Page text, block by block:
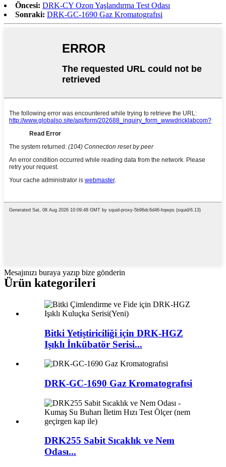
Öncesi: DRK-CY Ozon Yaşlandırma Test Odası
Sonraki: DRK-GC-1690 Gaz Kromatografısi
Mesajınızı buraya yazıp bize gönderin
Ürün kategorileri
Bitki Yetiştiriciliği için DRK-HGZ
Işıklı İnkübatör Serisi...
DRK-GC-1690 Gaz Kromatografısi
DRK255 Sabit Sıcaklık ve Nem
Odası...